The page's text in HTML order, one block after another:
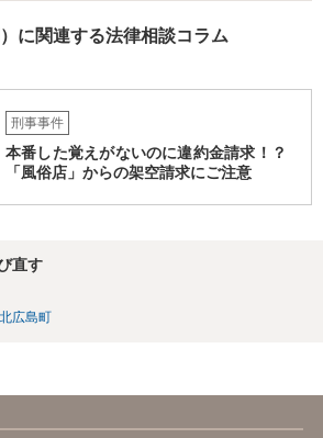
に関連する法律相談コラム
刑事事件
本番した覚えがないのに違約金請求！？
「風俗店」からの架空請求にご注意
直す
北広島町